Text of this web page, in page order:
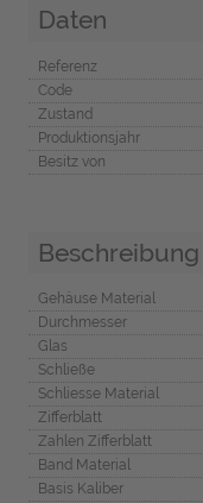
Daten
Referenz
Code
Zustand
Produktionsjahr
Besitz von
Beschreibung
Gehäuse Material
Durchmesser
Glas
Schließe
Schliesse Material
Zifferblatt
Zahlen Zifferblatt
Band Material
Basis Kaliber